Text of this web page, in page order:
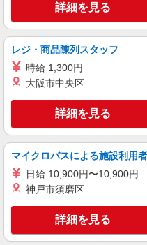
日本橋高
2-5-1
キープ
契約社員
REGAL SHOES 銀座数寄屋橋
REGALの
月給
よる ※試用
時給1,250円
東京都
1F
詳細を見る
レジ・商品陳列スタッフ
時給 1,300円
大阪市中央区
詳細を見る
マイクロバスによる施設利用
日給 10,900円〜10,900円
神戸市須磨区
詳細を見る